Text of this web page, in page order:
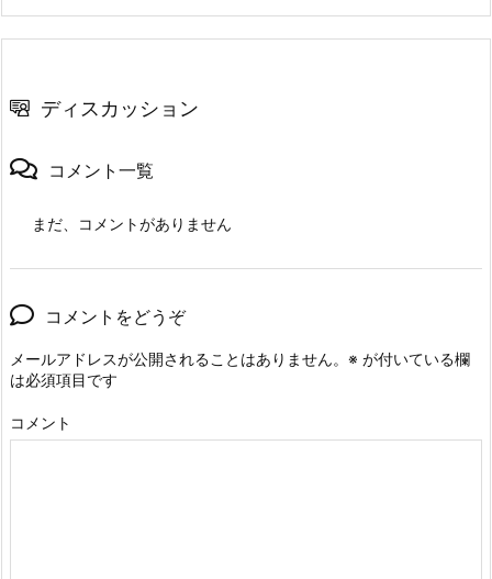
ディスカッション
コメント一覧
まだ、コメントがありません
コメントをどうぞ
メールアドレスが公開されることはありません。 ※ が付いている欄
は必須項目です
コメント